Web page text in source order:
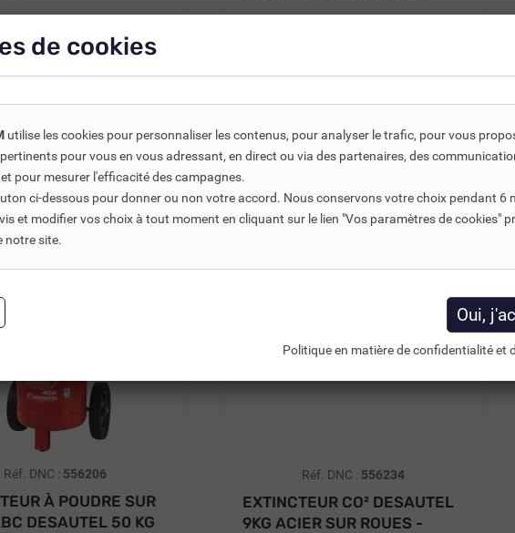
TTC 358,22 €
FRITEUSE...
Réf. DNC : 556206
À POUDRE SUR
DESAUTEL 50 KG
-25%
Réf. DNC : 556234
EXTINCTEUR CO² DESAUTEL
9KG ACIER SUR ROUES -
de cookies
utilise les cookies pour personnaliser les contenus, pour analyser le trafic, pour vous
pour vous en vous adressant, en direct ou via des partenaires, des
pour mesurer l'efficacité des campagnes.
ci-dessous pour donner ou non votre accord. Nous conservons votre choix pendant 6
et modifier vos choix à tout moment en cliquant sur le lien "Vos paramètres de cookies"
notre site.
Politique en matière de confidentialité et